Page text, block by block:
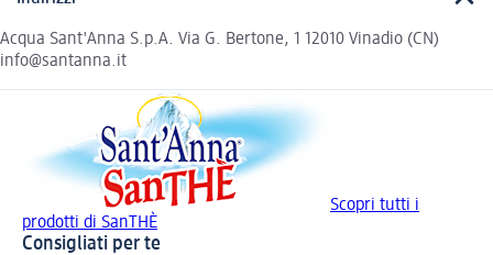
Acqua Sant'Anna S.p.A. Via G. Bertone, 1 12010 Vinadio (CN)
info@santanna.it
Scopri tutti i
prodotti di SanTHÈ
Consigliati per te